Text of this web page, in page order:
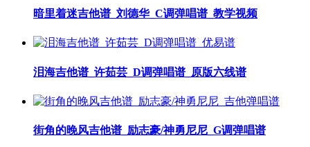
暗里着迷吉他谱_刘德华_C调弹唱谱_教学视频
泪海吉他谱_许茹芸_D调弹唱谱_原版六线谱
街角的晚风吉他谱_励志豪/神勇尼尼_G调弹唱谱